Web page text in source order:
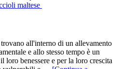
maltese
all'interno di un allevamento
e allo stesso tempo è un
loro benessere e per la loro crescita